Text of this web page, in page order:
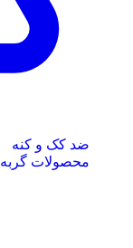
ضد کک و کنه
محصولات گربه